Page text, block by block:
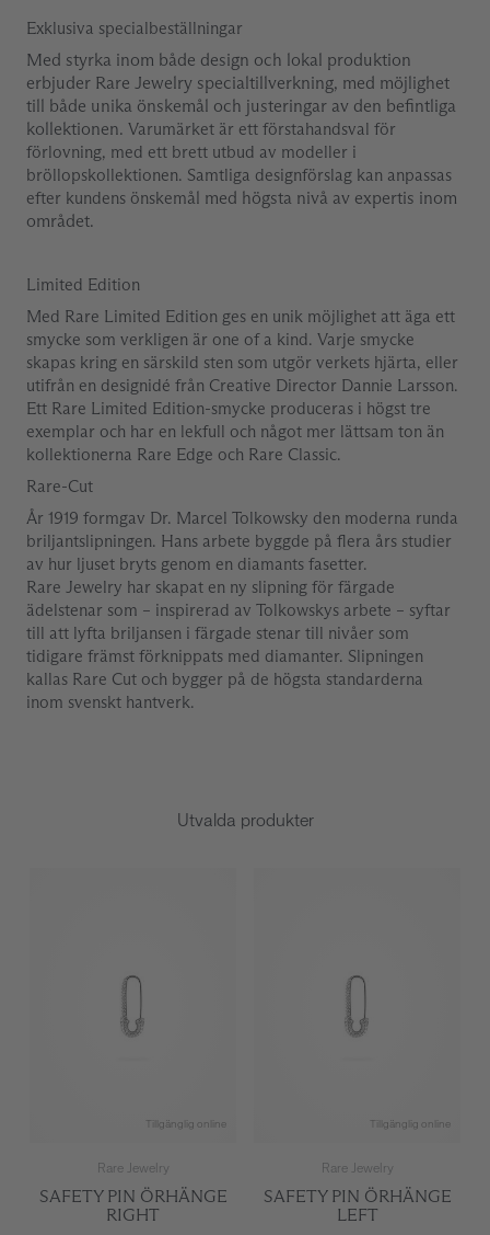
Exklusiva specialbeställningar
Med styrka inom både design och lokal produktion
erbjuder Rare Jewelry specialtillverkning, med möjlighet
till både unika önskemål och justeringar av den befintliga
kollektionen. Varumärket är ett förstahandsval för
förlovning, med ett brett utbud av modeller i
bröllopskollektionen. Samtliga designförslag kan anpassas
efter kundens önskemål med högsta nivå av expertis inom
området.
Limited Edition
Med Rare Limited Edition ges en unik möjlighet att äga ett
smycke som verkligen är one of a kind. Varje smycke
skapas kring en särskild sten som utgör verkets hjärta, eller
utifrån en designidé från Creative Director Dannie Larsson.
Ett Rare Limited Edition-smycke produceras i högst tre
exemplar och har en lekfull och något mer lättsam ton än
kollektionerna Rare Edge och Rare Classic.
Rare-Cut
År 1919 formgav Dr. Marcel Tolkowsky den moderna runda
briljantslipningen. Hans arbete byggde på flera års studier
av hur ljuset bryts genom en diamants fasetter.
Rare Jewelry har skapat en ny slipning för färgade
ädelstenar som – inspirerad av Tolkowskys arbete – syftar
till att lyfta briljansen i färgade stenar till nivåer som
tidigare främst förknippats med diamanter. Slipningen
kallas Rare Cut och bygger på de högsta standarderna
inom svenskt hantverk.
Utvalda produkter
Tillgänglig online
Rare Jewelry
SAFETY PIN ÖRHÄNGE
RIGHT
Tillgänglig online
Rare Jewelry
SAFETY PIN ÖRHÄNGE
LEFT